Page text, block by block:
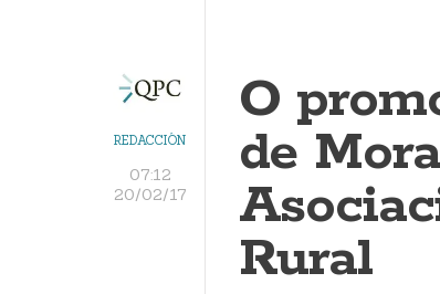
REDACCIÓN
07:12
20/02/17
O
de
Rural